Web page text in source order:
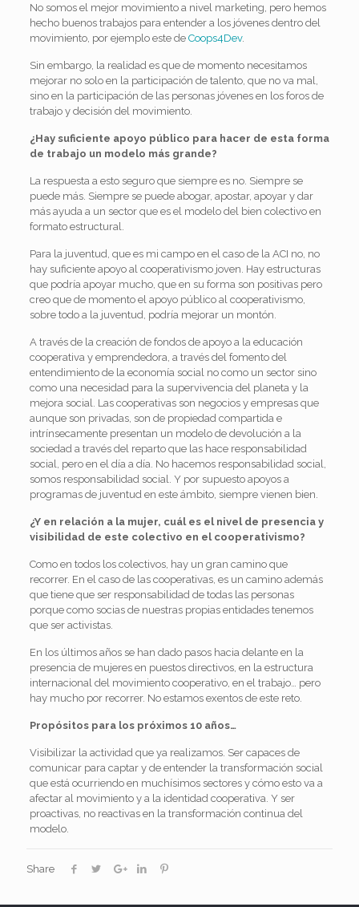
No somos el mejor movimiento a nivel marketing, pero hemos
hecho buenos trabajos para entender a los jóvenes dentro del
movimiento, por ejemplo este de Coops4Dev.
Sin embargo, la realidad es que de momento necesitamos
mejorar no solo en la participación de talento, que no va mal,
sino en la participación de las personas jóvenes en los foros de
trabajo y decisión del movimiento.
¿Hay suficiente apoyo público para hacer de esta forma
de trabajo un modelo más grande?
La respuesta a esto seguro que siempre es no. Siempre se
puede más. Siempre se puede abogar, apostar, apoyar y dar
más ayuda a un sector que es el modelo del bien colectivo en
formato estructural.
Para la juventud, que es mi campo en el caso de la ACI no, no
hay suficiente apoyo al cooperativismo joven. Hay estructuras
que podría apoyar mucho, que en su forma son positivas pero
creo que de momento el apoyo público al cooperativismo,
sobre todo a la juventud, podría mejorar un montón.
A través de la creación de fondos de apoyo a la educación
cooperativa y emprendedora, a través del fomento del
entendimiento de la economía social no como un sector sino
como una necesidad para la supervivencia del planeta y la
mejora social. Las cooperativas son negocios y empresas que
aunque son privadas, son de propiedad compartida e
intrínsecamente presentan un modelo de devolución a la
sociedad a través del reparto que las hace responsabilidad
social, pero en el día a día. No hacemos responsabilidad social,
somos responsabilidad social. Y por supuesto apoyos a
programas de juventud en este ámbito, siempre vienen bien.
¿Y en relación a la mujer, cuál es el nivel de presencia y
visibilidad de este colectivo en el cooperativismo?
Como en todos los colectivos, hay un gran camino que
recorrer. En el caso de las cooperativas, es un camino además
que tiene que ser responsabilidad de todas las personas
porque como socias de nuestras propias entidades tenemos
que ser activistas.
En los últimos años se han dado pasos hacia delante en la
presencia de mujeres en puestos directivos, en la estructura
internacional del movimiento cooperativo, en el trabajo… pero
hay mucho por recorrer. No estamos exentos de este reto.
Propósitos para los próximos 10 años…
Visibilizar la actividad que ya realizamos. Ser capaces de
comunicar para captar y de entender la transformación social
que está ocurriendo en muchísimos sectores y cómo esto va a
afectar al movimiento y a la identidad cooperativa. Y ser
proactivas, no reactivas en la transformación continua del
modelo.
Share